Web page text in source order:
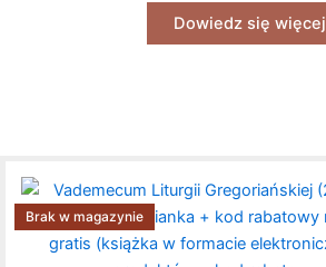
Dowiedz się więcej
Brak w magazynie